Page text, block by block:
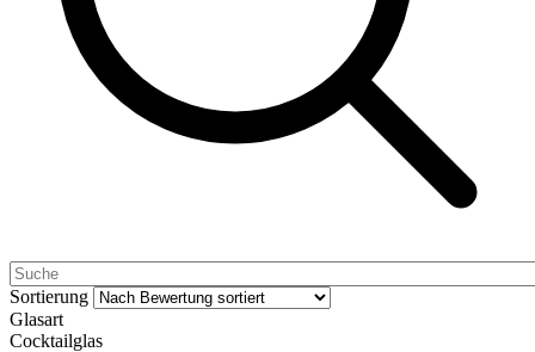
Sortierung
Glasart
Cocktailglas